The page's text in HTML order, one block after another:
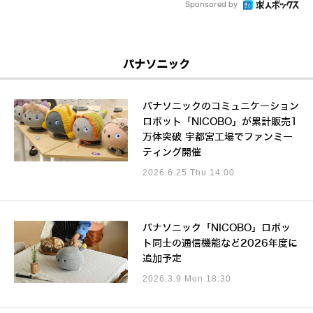
Sponsored by
パナソニック
パナソニックのコミュニケーション
ロボット「NICOBO」が累計販売1
万体突破 宇都宮工場でファンミー
ティング開催
2026.6.25 Thu 14:00
パナソニック「NICOBO」ロボッ
ト同士の通信機能など2026年度に
追加予定
2026.3.9 Mon 18:30